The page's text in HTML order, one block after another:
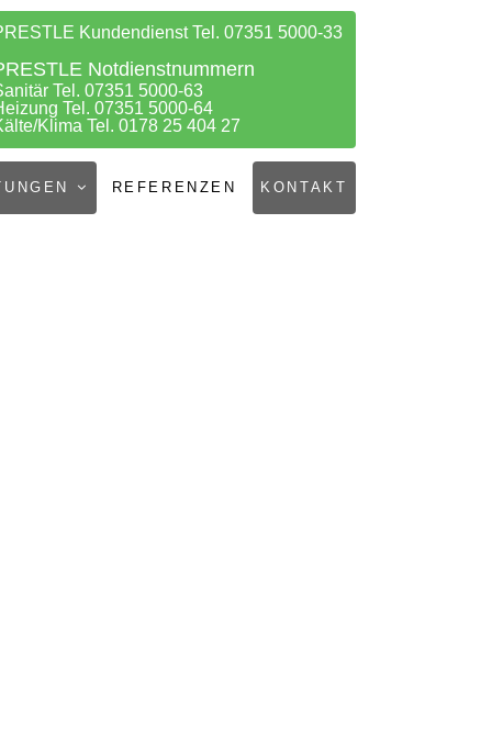
Kundendienst Tel. 07351 5000-33
Notdienstnummern
Tel. 07351 5000-63
Tel. 07351 5000-64
Klima Tel. 0178 25 404 27
REFERENZEN KONTAKT